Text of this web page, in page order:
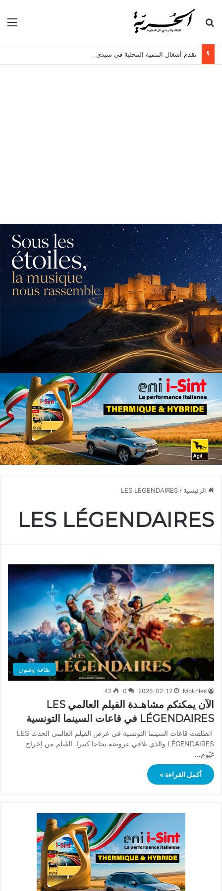
بحث عن
تقدم أشغال التنمية المحلية في سيدي حسين
الرئيسية /
LES LÉGENDAIRES
LES LÉGENDAIRES
ثقافة وفنون
Mokhles
2026-02-12
0
42
الآن يمكنكم مشاهـدة الفيلم العالمي LES
LÉGENDAIRES في قاعات السينما التونسية
انطلقت قاعات السينما التونسية في عرض الفيلم العالمي الحدث LES
LÉGENDAIRES والذي تلاقي عروضه نجاحا كبيرا. الفيلم من إخراج
غيّوم…
أكمل القراءة »